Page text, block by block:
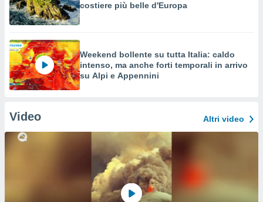
costiere più belle d'Europa
Weekend bollente su tutta Italia: caldo
intenso, ma anche forti temporali in arrivo
su Alpi e Appennini
Video Altri video